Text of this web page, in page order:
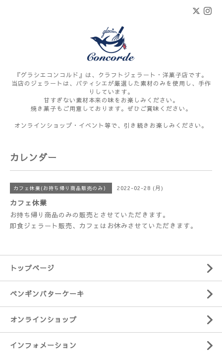
『グラシエコンコルド』は、クラフトジェラート・洋菓子店です。
当店のジェラートは、パティシエが厳選した素材のみを使用し、手作
りしています。
甘すぎない素材本来の味をお楽しみください。
焼き菓子もご用意しております。ぜひご賞味ください。
オンラインショップ・イベント等で、引き続きお楽しみください。
カレンダー
カフェ休業(お持ち帰り商品販売のみ） 2022-02-28 (月)
カフェ休業
お持ち帰り商品のみの販売とさせていただきます。
即食ジェラート販売、カフェはお休みさせていただきます。
トップページ
ペンギンバターケーキ
オンラインショップ
インフォメーション